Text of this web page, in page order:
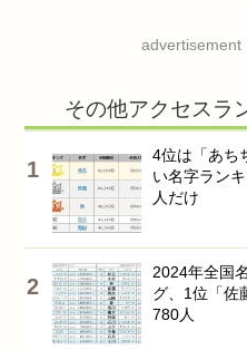
advertisement
その他アクセスラ
4位は「あち
い名字ラン
人だけ
2024年全国
グ、1位「佐
780人